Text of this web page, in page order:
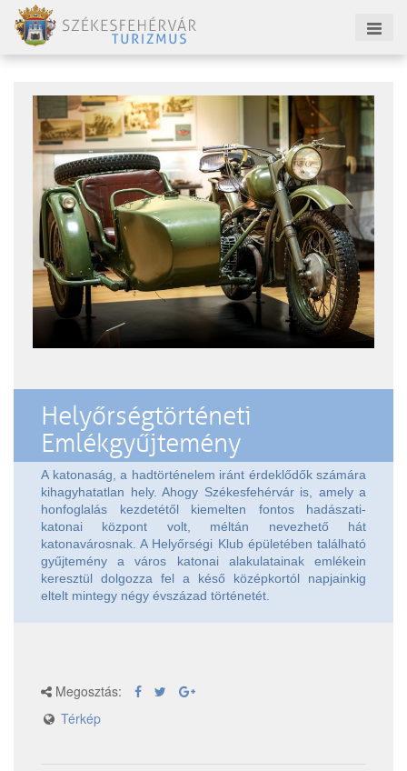
Helyőrségtörténeti
Emlékgyűjtemény
A katonaság, a hadtörténelem iránt érdeklődők számára
kihagyhatatlan hely. Ahogy Székesfehérvár is, amely a
honfoglalás kezdetétől kiemelten fontos hadászati-
katonai központ volt, méltán nevezhető hát
katonavárosnak. A Helyőrségi Klub épületében található
gyűjtemény a város katonai alakulatainak emlékein
keresztül dolgozza fel a késő középkortól napjainkig
eltelt mintegy négy évszázad történetét.
Megosztás:
Térkép